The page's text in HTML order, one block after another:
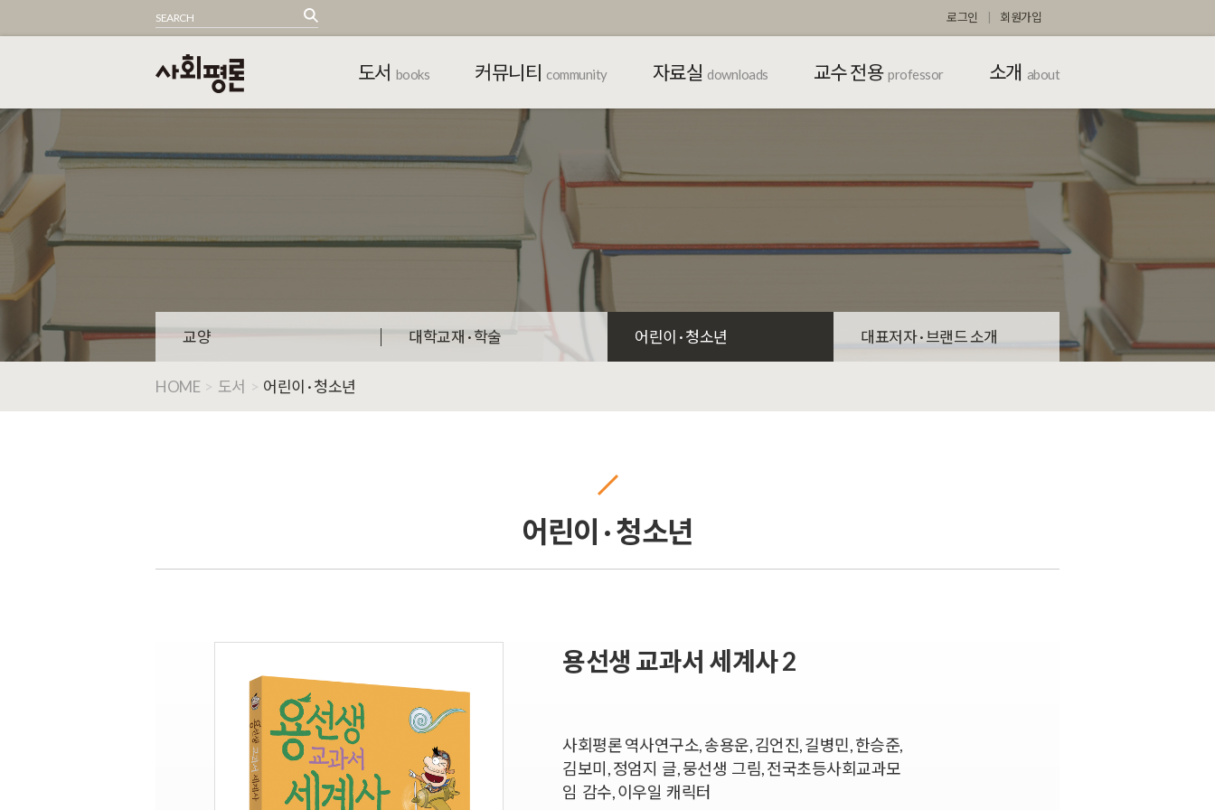
로그인 회원가입
도서 books 커뮤니티 community 자료실 downloads 교수 전용 professor 소개 about
교양 대학교재 · 학술 어린이 · 청소년 대표저자 · 브랜드 소개
HOME > 도서 > 어린이 · 청소년
어린이 · 청소년
용선생 교과서 세계사 2
사회평론 역사연구소, 송용운, 김언진, 길병민, 한승준,
김보미, 정엄지 글, 뭉선생 그림, 전국초등사회교과모
임 감수, 이우일 캐릭터